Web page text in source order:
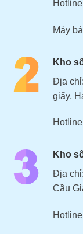
Máy
Kho
Địa
giấy,
Kho
Địa
Cầu